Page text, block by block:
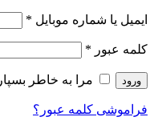
ایمیل یا شماره موبایل *
کلمه عبور *
ورود مرا به خاطر بسپار
فراموشی کلمه عبور؟